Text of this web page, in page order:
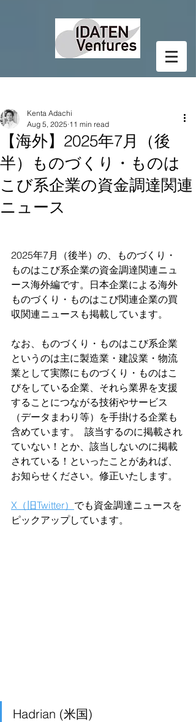
【海外】2025年7月（後
半）ものづくり・ものは
こび系企業の資金調達関連
ニュース
Kenta Adachi
Aug 5, 2025 11 min read
2025年7月（後半）の、ものづくり・
ものはこび系企業の資金調達関連ニュ
ース海外編です。日本企業による海外
ものづくり・ものはこび関連企業の買
収関連ニュースも掲載しています。
なお、ものづくり・ものはこび系企業
というのは主に製造業・建設業・物流
業として実際にものづくり・ものはこ
びをしている企業、それら業界を支援
することにつながる技術やサービス
（データまわり等）を手掛ける企業も
含めています。  該当するのに掲載され
ていない！とか、該当しないのに掲載
されている！といったことがあれば、
お知らせください。修正いたします。
X（旧Twitter） でも資金調達ニュースを
ピックアップしています。
Hadrian (米国)